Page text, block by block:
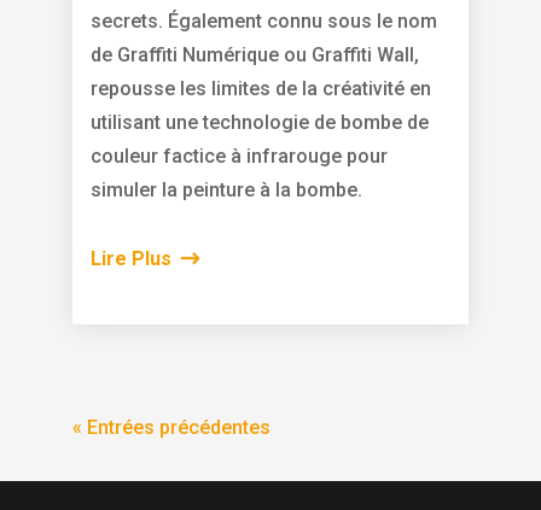
secrets. Également connu sous le nom
de Graffiti Numérique ou Graffiti Wall,
repousse les limites de la créativité en
utilisant une technologie de bombe de
couleur factice à infrarouge pour
simuler la peinture à la bombe.
Lire Plus
« Entrées précédentes